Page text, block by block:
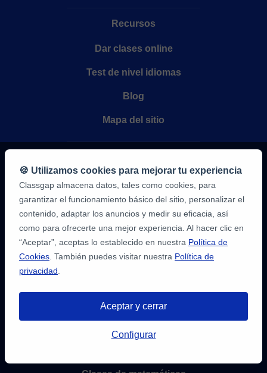
min. para encontrar profesor.
Recursos
Dar clases online
Test de nivel idiomas
Blog
Mapa del sitio
Aprende
Clases de inglés online
Clases de castellano online
Clases de italiano online
Clases de portugués online
🍪 Utilizamos cookies para mejorar tu experiencia
Classgap almacena datos, tales como cookies, para
garantizar el funcionamiento básico del sitio, personalizar el
contenido, adaptar los anuncios y medir su eficacia, así
como para ofrecerte una mejor experiencia. Al hacer clic en
“Aceptar”, aceptas lo establecido en nuestra Política de
Cookies . También puedes visitar nuestra Política de
privacidad
Aceptar y cerrar
Configurar